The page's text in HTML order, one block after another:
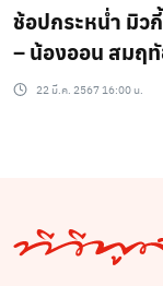
ช้อปกระหน่ำ มิว
– น้องออน สมฤ
เปิดร้าน แบรนด์เ
22 มี.ค. 2567 16:00 น.